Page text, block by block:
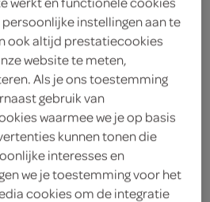
instellingen aan te
ook altijd prestatiecookies
website te meten,
Als je ons toestemming
gebruik van
waarmee we je op basis
kunnen tonen die
interesses en
we je toestemming voor het
cookies om de integratie